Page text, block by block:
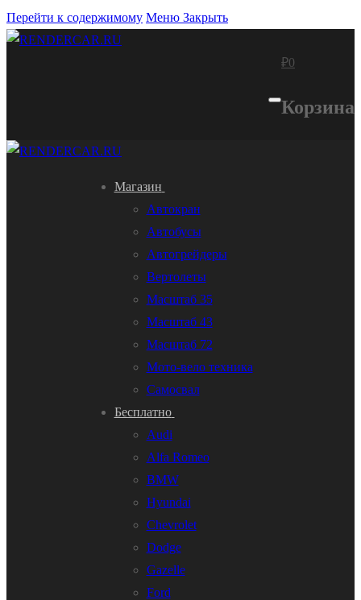
Перейти к содержимому Меню Закрыть
₽0
Корзина
Магазин
Автокран
Автобусы
Автогрейдеры
Вертолеты
Масштаб 35
Масштаб 43
Масштаб 72
Мото-вело техника
Самосвал
Бесплатно
Audi
Alfa Romeo
BMW
Hyundai
Chevrolet
Dodge
Gazelle
Ford